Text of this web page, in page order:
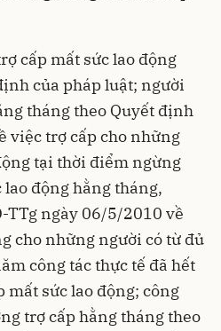
cấp mất sức lao động
của pháp luật; người
tháng theo Quyết định
việc trợ cấp cho những
tại thời điểm ngừng
động hằng tháng,
TTg ngày 06/5/2010 về
cho những người có từ đủ
công tác thực tế đã hết
sức lao động; công
trợ cấp hằng tháng theo